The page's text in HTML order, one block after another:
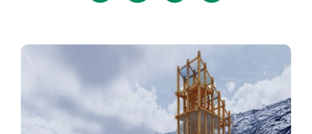
REFUGIO CÚSPIDE BIFRONTAL